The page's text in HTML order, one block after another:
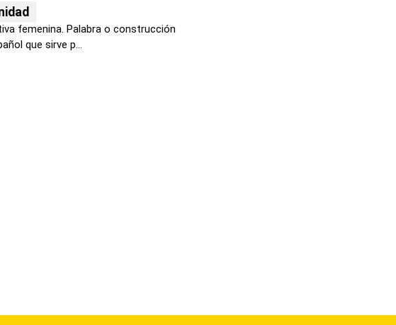
femenina. Palabra o construcción
que sirve p...